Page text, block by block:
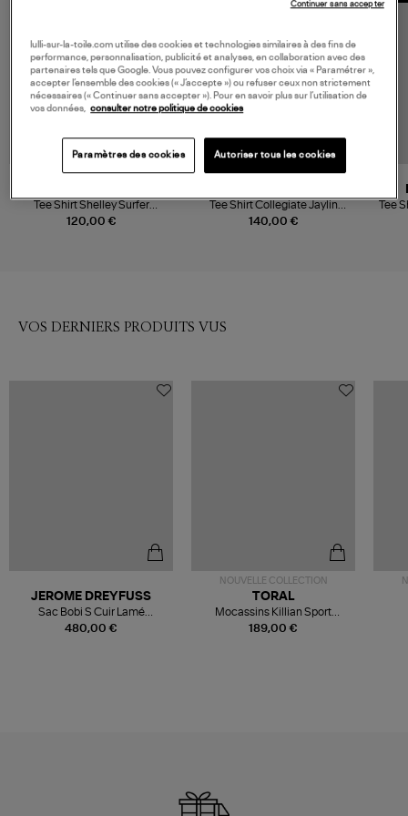
120,00 €
Tee Shirt Shelley Surfer
Washed Buttercream
140,00 €
Tee Shirt Collegiate Jaylin
Cream
Tee
VOS DERNIERS PRODUITS VUS
480,00 €
JEROME DREYFUSS
Sac Bobi S Cuir Lamé
Champagne
NOUVELLE COLLECTION
189,00 €
TORAL
Mocassins Killian Sport
Mousse
lulli-sur-la-toile.com utilise des cookies et technologies similaires à des fins de
performance, personnalisation, publicité et analyses, en collaboration avec des
partenaires tels que Google. Vous pouvez configurer vos choix via « Paramétrer »,
accepter l’ensemble des cookies (« J’accepte ») ou refuser ceux non strictement
nécessaires (« Continuer sans accepter »). Pour en savoir plus sur l’utilisation de
vos données, consulter notre politique de cookies
Paramètres des cookies Autoriser tous les cookies
Continuer sans accepter